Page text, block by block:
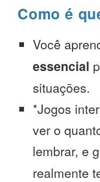
Como é
Você
essencial
situações.
*Jogos
ver o
lembrar, e
realmente